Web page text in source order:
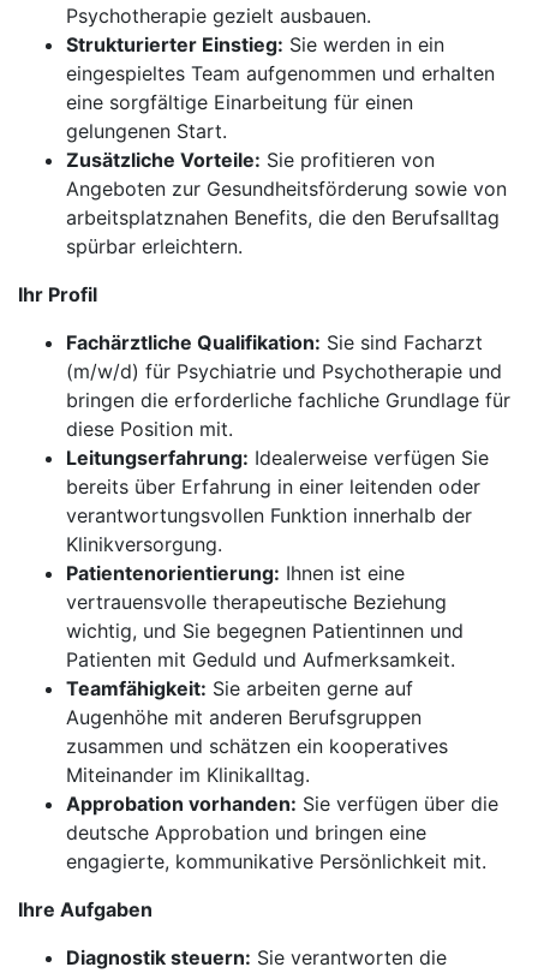
Psychotherapie gezielt ausbauen.
Strukturierter Einstieg: Sie werden in ein
eingespieltes Team aufgenommen und erhalten
eine sorgfältige Einarbeitung für einen
gelungenen Start.
Zusätzliche Vorteile: Sie profitieren von
Angeboten zur Gesundheitsförderung sowie von
arbeitsplatznahen Benefits, die den Berufsalltag
spürbar erleichtern.
Ihr Profil
Fachärztliche Qualifikation: Sie sind Facharzt
(m/w/d) für Psychiatrie und Psychotherapie und
bringen die erforderliche fachliche Grundlage für
diese Position mit.
Leitungserfahrung: Idealerweise verfügen Sie
bereits über Erfahrung in einer leitenden oder
verantwortungsvollen Funktion innerhalb der
Klinikversorgung.
Patientenorientierung: Ihnen ist eine
vertrauensvolle therapeutische Beziehung
wichtig, und Sie begegnen Patientinnen und
Patienten mit Geduld und Aufmerksamkeit.
Teamfähigkeit: Sie arbeiten gerne auf
Augenhöhe mit anderen Berufsgruppen
zusammen und schätzen ein kooperatives
Miteinander im Klinikalltag.
Approbation vorhanden: Sie verfügen über die
deutsche Approbation und bringen eine
engagierte, kommunikative Persönlichkeit mit.
Ihre Aufgaben
Diagnostik steuern: Sie verantworten die